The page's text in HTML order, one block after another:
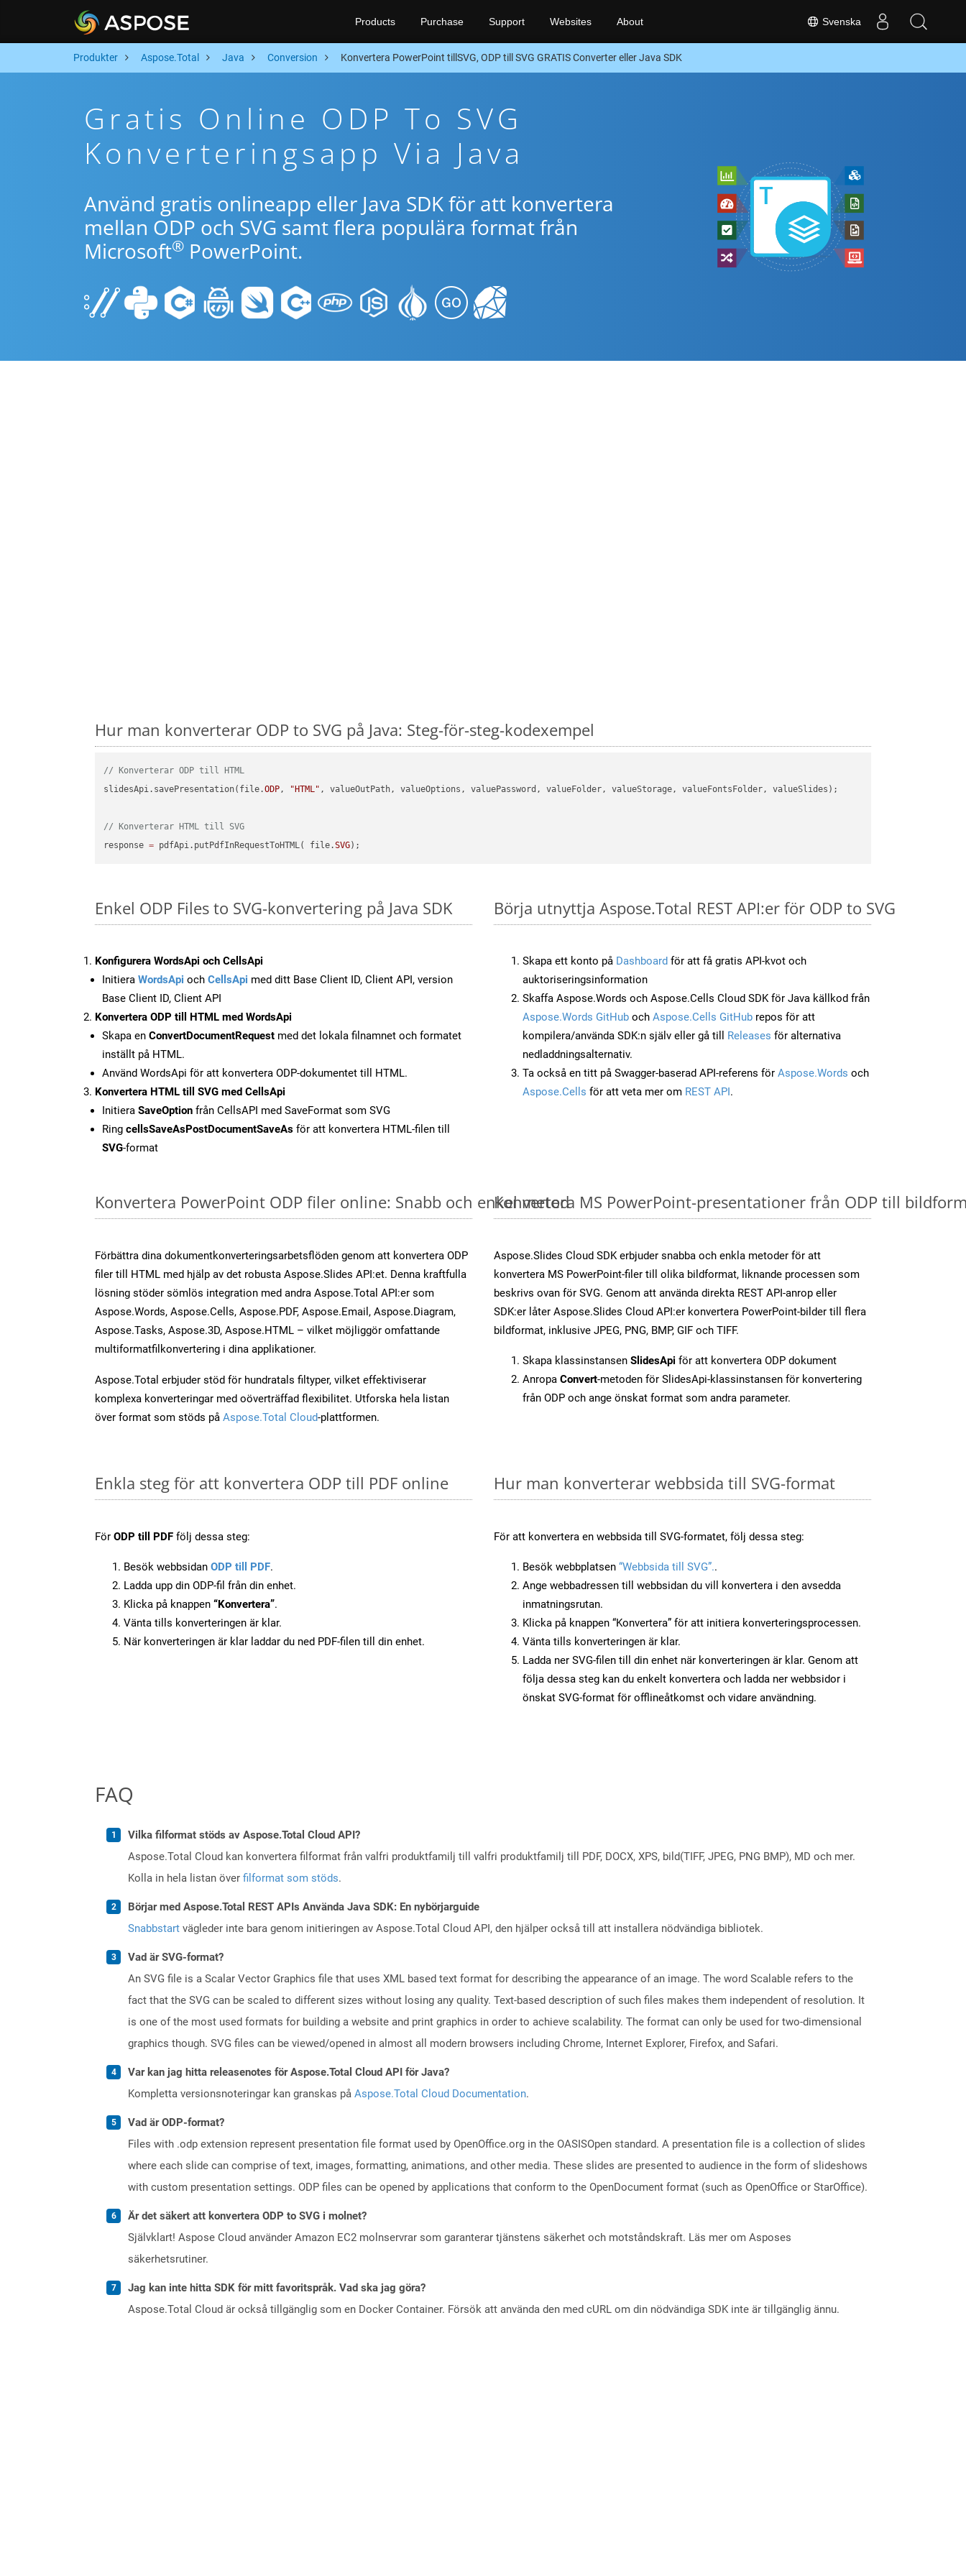
Svenska
Products Purchase Support Websites About
Produkter Aspose.Total Java Conversion Konvertera PowerPoint tillSVG, ODP till SVG GRATIS Converter eller Java SDK
Gratis Online ODP To SVG
Konverteringsapp Via Java
Använd gratis onlineapp eller Java SDK för att konvertera
mellan ODP och SVG samt flera populära format från
Microsoft® PowerPoint.
Hur man konverterar ODP to SVG på Java: Steg-för-steg-kodexempel
// Konverterar ODP till HTML
slidesApi.savePresentation(file.ODP, "HTML" , valueOutPath, valueOptions, valuePassword, valueFolder, valueStorage, valueFontsFolder, valueSlides);
// Konverterar HTML till SVG
response = pdfApi.putPdfInRequestToHTML( file.SVG
Enkel ODP Files to SVG-konvertering på Java SDK
Konfigurera WordsApi och CellsApi
Initiera WordsApi och CellsApi med ditt Base Client ID, Client API, version
Base Client ID, Client API
Konvertera ODP till HTML med WordsApi
Skapa en ConvertDocumentRequest med det lokala filnamnet och formatet
inställt på HTML.
Använd WordsApi för att konvertera ODP-dokumentet till HTML.
Konvertera HTML till SVG med CellsApi
Initiera SaveOption från CellsAPI med SaveFormat som SVG
Ring cellsSaveAsPostDocumentSaveAs för att konvertera HTML-filen till
SVG-format
Börja utnyttja Aspose.Total REST API:er för ODP to SVG
Skapa ett konto på Dashboard för att få gratis API-kvot och
auktoriseringsinformation
Skaffa Aspose.Words och Aspose.Cells Cloud SDK för Java källkod från
Aspose.Words GitHub och Aspose.Cells GitHub repos för att
kompilera/använda SDK:n själv eller gå till Releases för alternativa
nedladdningsalternativ.
Ta också en titt på Swagger-baserad API-referens för Aspose.Words och
Aspose.Cells för att veta mer om REST API.
Konvertera PowerPoint ODP filer online: Snabb och enkel metod
Förbättra dina dokumentkonverteringsarbetsflöden genom att konvertera ODP
filer till HTML med hjälp av det robusta Aspose.Slides API:et. Denna kraftfulla
lösning stöder sömlös integration med andra Aspose.Total API:er som
Aspose.Words, Aspose.Cells, Aspose.PDF, Aspose.Email, Aspose.Diagram,
Aspose.Tasks, Aspose.3D, Aspose.HTML – vilket möjliggör omfattande
multiformatfilkonvertering i dina applikationer.
Aspose.Total erbjuder stöd för hundratals filtyper, vilket effektiviserar
komplexa konverteringar med oöverträffad flexibilitet. Utforska hela listan
över format som stöds på Aspose.Total Cloud-plattformen.
Konvertera MS PowerPoint-presentationer från ODP till
Aspose.Slides Cloud SDK erbjuder snabba och enkla metoder för att
konvertera MS PowerPoint-filer till olika bildformat, liknande processen som
beskrivs ovan för SVG. Genom att använda direkta REST API-anrop eller
SDK:er låter Aspose.Slides Cloud API:er konvertera PowerPoint-bilder till flera
bildformat, inklusive JPEG, PNG, BMP, GIF och TIFF.
Skapa klassinstansen SlidesApi för att konvertera ODP dokument
Anropa Convert-metoden för SlidesApi-klassinstansen för konvertering
från ODP och ange önskat format som andra parameter.
Enkla steg för att konvertera ODP till PDF online
För ODP till PDF följ dessa steg:
Besök webbsidan ODP till PDF.
Ladda upp din ODP-fil från din enhet.
Klicka på knappen “Konvertera”.
Vänta tills konverteringen är klar.
När konverteringen är klar laddar du ned PDF-filen till din enhet.
Hur man konverterar webbsida till SVG-format
För att konvertera en webbsida till SVG-formatet, följ dessa steg:
Besök webbplatsen “Webbsida till SVG”..
Ange webbadressen till webbsidan du vill konvertera i den avsedda
inmatningsrutan.
Klicka på knappen “Konvertera” för att initiera konverteringsprocessen.
Vänta tills konverteringen är klar.
Ladda ner SVG-filen till din enhet när konverteringen är klar. Genom att
följa dessa steg kan du enkelt konvertera och ladda ner webbsidor i
önskat SVG-format för offlineåtkomst och vidare användning.
FAQ
Vilka filformat stöds av Aspose.Total Cloud API?
Aspose.Total Cloud kan konvertera filformat från valfri produktfamilj till valfri produktfamilj till PDF, DOCX, XPS, bild(TIFF, JPEG, PNG BMP), MD och mer.
Kolla in hela listan över filformat som stöds.
Börjar med Aspose.Total REST APIs Använda Java SDK: En nybörjarguide
Snabbstart vägleder inte bara genom initieringen av Aspose.Total Cloud API, den hjälper också till att installera nödvändiga bibliotek.
Vad är SVG-format?
An SVG file is a Scalar Vector Graphics file that uses XML based text format for describing the appearance of an image. The word Scalable refers to the
fact that the SVG can be scaled to different sizes without losing any quality. Text-based description of such files makes them independent of resolution. It
is one of the most used formats for building a website and print graphics in order to achieve scalability. The format can only be used for two-dimensional
graphics though. SVG files can be viewed/opened in almost all modern browsers including Chrome, Internet Explorer, Firefox, and Safari.
Var kan jag hitta releasenotes för Aspose.Total Cloud API för Java?
Kompletta versionsnoteringar kan granskas på Aspose.Total Cloud Documentation.
Vad är ODP-format?
Files with .odp extension represent presentation file format used by OpenOffice.org in the OASISOpen standard. A presentation file is a collection of slides
where each slide can comprise of text, images, formatting, animations, and other media. These slides are presented to audience in the form of slideshows
with custom presentation settings. ODP files can be opened by applications that conform to the OpenDocument format (such as OpenOffice or StarOffice).
Är det säkert att konvertera ODP to SVG i molnet?
Självklart! Aspose Cloud använder Amazon EC2 molnservrar som garanterar tjänstens säkerhet och motståndskraft. Läs mer om Asposes
säkerhetsrutiner.
Jag kan inte hitta SDK för mitt favoritspråk. Vad ska jag göra?
Aspose.Total Cloud är också tillgänglig som en Docker Container. Försök att använda den med cURL om din nödvändiga SDK inte är tillgänglig ännu.